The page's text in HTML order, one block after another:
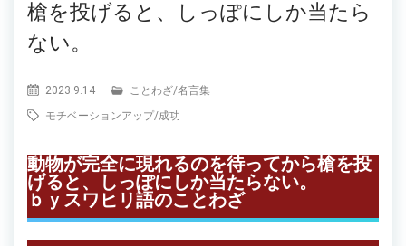
槍を投げると、しっぽにしか当たら
ない。
2023.9.14 ことわざ/名言集
モチベーションアップ/成功
動物が完全に現れるのを待ってから槍を投
げると、しっぽにしか当たらない。
ｂｙスワヒリ語のことわざ